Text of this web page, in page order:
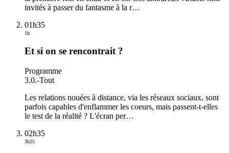
invités à passer du fantasme à la r…
01h35
1h
Et si on se rencontrait ?
Programme
3.0.-Tout
Les relations nouées à distance, via les réseaux sociaux, sont
parfois capables d'enflammer les coeurs, mais passent-t-elles
le test de la réalité ? L'écran per…
02h35
3h25